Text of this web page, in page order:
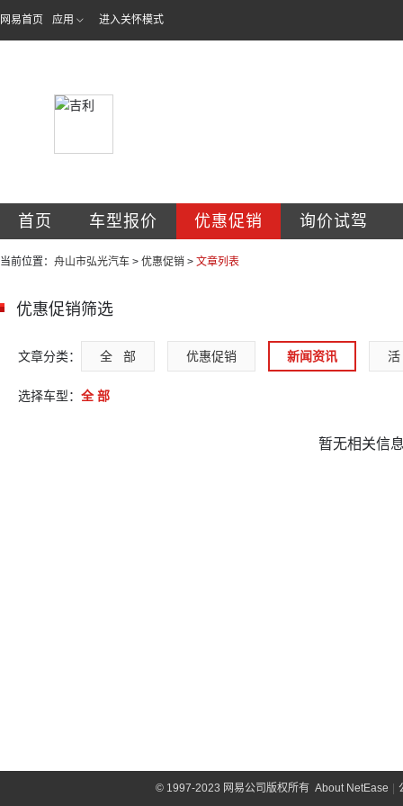
网易首页 应用 进入关怀模式
首页 车型报价 优惠促销 询价试驾
当前位置： 舟山市弘光汽车 > 优惠促销 > 文章列表
优惠促销筛选
文章分类： 全   部 优惠促销 新闻资讯 活
选择车型： 全 部
暂无相关信
©1997-2023 网易公司版权所有 About NetEase